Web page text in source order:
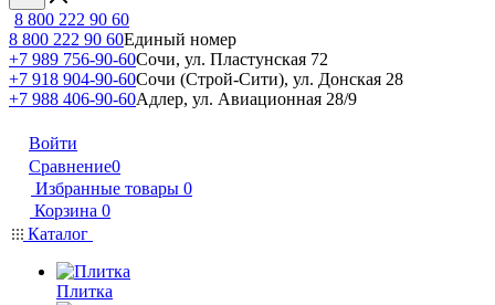
8 800 222 90 60
8 800 222 90 60Единый номер
+7 989 756-90-60Сочи, ул. Пластунская 72
+7 918 904-90-60Сочи (Строй-Сити), ул. Донская 28
+7 988 406-90-60Адлер, ул. Авиационная 28/9
Войти
Сравнение0
Избранные товары 0
Корзина 0
Каталог
Плитка